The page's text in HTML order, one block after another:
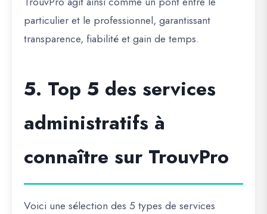
particulier et le professionnel, garantissant
transparence, fiabilité et gain de temps.
5. Top 5 des services
administratifs à
connaître sur TrouvPro
Voici une sélection des 5 types de services